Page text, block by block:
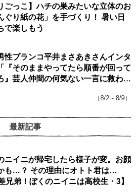
ごっこ】ハチの巣みたいな立体のお
ぐり紙の花」を手づくり！ 暑い日
で楽しもう
性ブランコ平井まさあきさんインタ
『そのままやってたら順番が回って
』芸人仲間の何気ない一言に救われ
（8/2～8/9）
最新記事
ニイニが帰宅したら様子が変。お顔
も…？ その理由にオトト君は…
兄弟！ぼくのニイニは高校生・3】